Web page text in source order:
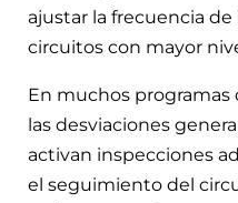
ajustar la frecuencia
circuitos con mayor
En muchos programas
las desviaciones
activan inspecciones
el seguimiento del